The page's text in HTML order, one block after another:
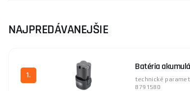
Náhradné čepele a nože:
Ochranné kryty:Chráni nástroj aj
NAJPREDÁVANEJŠIE
1.
Batéria
technické
8791580